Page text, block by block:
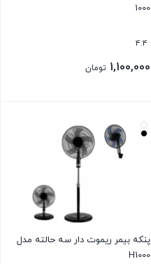
1000
4.4
1,100,000 تومان
پنکه بیمر ریموت دار سه حالته مدل
H1000